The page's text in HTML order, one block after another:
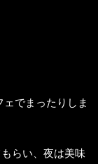
でまったりしま
らい、夜は美味